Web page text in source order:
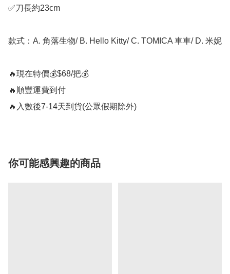
✅刀長約23cm
款式：A. 角落生物/ B. Hello Kitty/ C. TOMICA 車車/ D. 米妮
🔥現在特價💰$68/把💰
🔥順豐運費到付
🔥入數後7-14天到貨(公眾假期除外)
你可能感興趣的商品